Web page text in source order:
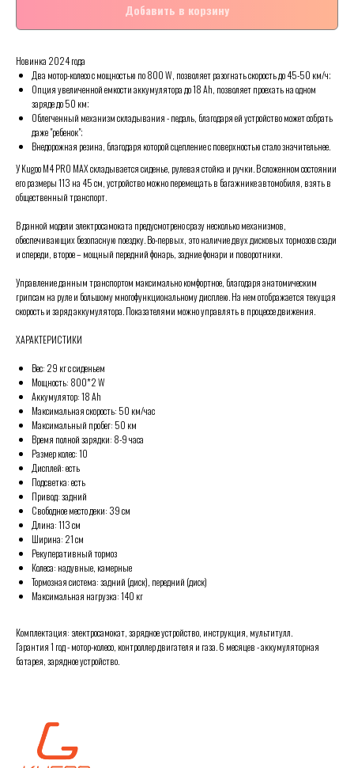
Добавить в корзину
Новинка 2024 года
Два мотор-колесо с мощностью по 800 W, позволяет разогнать скорость до 45-50 км/ч;
Опция увеличенной емкости аккумулятора до 18 Ah, позволяет проехать на одном
заряде до 50 км;
Облегченный механизм складывания - педаль, благодаря ей устройство может собрать
даже "ребенок";
Внедорожная резина, благодаря которой сцепление с поверхностью стало значительнее.
У Kugoo M4 PRO MAX складывается сиденье, рулевая стойка и ручки. В сложенном состоянии
его размеры 113 на 45 см, устройство можно перемещать в багажнике автомобиля, взять в
общественный транспорт.
В данной модели электросамоката предусмотрено сразу несколько механизмов,
обеспечивающих безопасную поездку. Во-первых, это наличие двух дисковых тормозов сзади
и спереди, второе – мощный передний фонарь, задние фонари и поворотники.
Управление данным транспортом максимально комфортное, благодаря анатомическим
грипсам на руле и большому многофункциональному дисплею. На нем отображается текущая
скорость и заряд аккумулятора. Показателями можно управлять в процессе движения.
ХАРАКТЕРИСТИКИ
Вес: 29 кг с сиденьем
Мощность: 800*2 W
Аккумулятор: 18 Ah
Максимальная скорость: 50 км/час
Максимальный пробег: 50 км
Время полной зарядки: 8-9 часа
Размер колес: 10
Дисплей: есть
Подсветка: есть
Привод: задний
Свободное место деки: 39 см
Длина: 113 см
Ширина: 21 см
Рекуперативный тормоз
Колеса: надувные, камерные
Тормозная система: задний (диск), передний (диск)
Максимальная нагрузка: 140 кг
Комплектация: электросамокат, зарядное устройство, инструкция, мультитулл.
Гарантия 1 год - мотор-колесо, контроллер двигателя и газа. 6 месяцев - аккумуляторная
батарея, зарядное устройство.